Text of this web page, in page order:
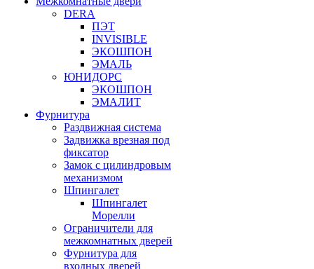
DERA
ПЭТ
INVISIBLE
ЭКОШПОН
ЭМАЛЬ
ЮНИДОРС
ЭКОШПОН
ЭМАЛИТ
Фурнитура
Раздвижная система
Задвижка врезная под
фиксатор
Замок с цилиндровым
механизмом
Шпингалет
Шпингалет
Морелли
Ограничители для
межкомнатных дверей
Фурнитура для
входных дверей